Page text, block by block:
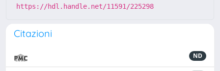
https://hdl.handle.net/11591/225298
Citazioni
ND